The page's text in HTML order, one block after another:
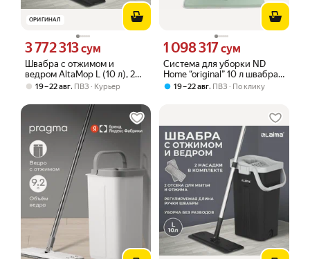
ОРИГИНАЛ
Швабра с отжимом и
ведром AltaMop L (10 л), 2
насадки микрофибра, длина
(609151), 4шт.
Цена 3772313 сум вместо
3 772 313сум
19 – 22 авг, ПВЗ Курьер
Система для уборки ND
Home “original” 10 л швабра
и ведро с вертикальным
Цена 1098317 сум вместо
1 098 317сум
19 – 22 авг, ПВЗ По клику